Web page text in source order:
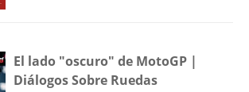
El lado "oscuro" de MotoGP |
Diálogos Sobre Ruedas